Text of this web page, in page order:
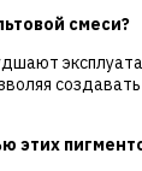
смеси?
этих